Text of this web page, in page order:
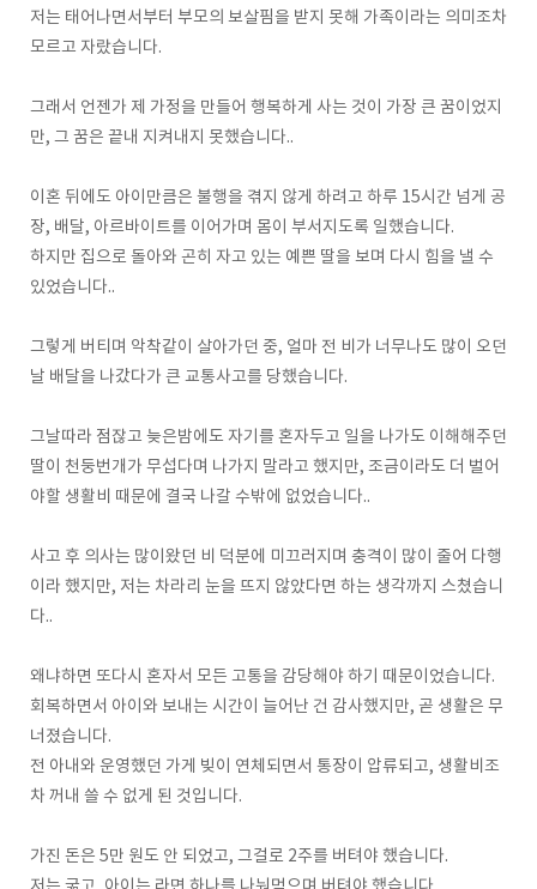
저는 태어나면서부터 부모의 보살핌을 받지 못해 가족이라는 의미조차
모르고 자랐습니다.
그래서 언젠가 제 가정을 만들어 행복하게 사는 것이 가장 큰 꿈이었지
만, 그 꿈은 끝내 지켜내지 못했습니다..
이혼 뒤에도 아이만큼은 불행을 겪지 않게 하려고 하루 15시간 넘게 공
장, 배달, 아르바이트를 이어가며 몸이 부서지도록 일했습니다.
하지만 집으로 돌아와 곤히 자고 있는 예쁜 딸을 보며 다시 힘을 낼 수
있었습니다..
그렇게 버티며 악착같이 살아가던 중, 얼마 전 비가 너무나도 많이 오던
날 배달을 나갔다가 큰 교통사고를 당했습니다.
그날따라 점잖고 늦은밤에도 자기를 혼자두고 일을 나가도 이해해주던
딸이 천둥번개가 무섭다며 나가지 말라고 했지만, 조금이라도 더 벌어
야할 생활비 때문에 결국 나갈 수밖에 없었습니다..
사고 후 의사는 많이왔던 비 덕분에 미끄러지며 충격이 많이 줄어 다행
이라 했지만, 저는 차라리 눈을 뜨지 않았다면 하는 생각까지 스쳤습니
다..
왜냐하면 또다시 혼자서 모든 고통을 감당해야 하기 때문이었습니다.
회복하면서 아이와 보내는 시간이 늘어난 건 감사했지만, 곧 생활은 무
너졌습니다.
전 아내와 운영했던 가게 빚이 연체되면서 통장이 압류되고, 생활비조
차 꺼내 쓸 수 없게 된 것입니다.
가진 돈은 5만 원도 안 되었고, 그걸로 2주를 버텨야 했습니다.